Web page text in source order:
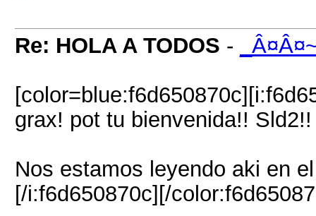
Re: HOLA A TODOS -
grax! pot tu bienvenida!!
Nos estamos leyendo aki en
[/i:f6d650870c][/